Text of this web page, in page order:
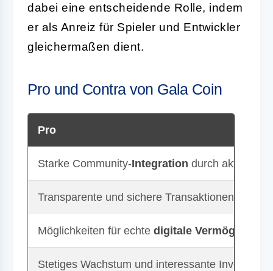
dabei eine entscheidende Rolle, indem
er als Anreiz für Spieler und Entwickler
gleichermaßen dient.
Pro und Contra von Gala Coin
Pro
Starke Community-Integration durch aktive
Transparente und sichere Transaktionen durch
Möglichkeiten für echte digitale
Stetiges Wachstum und interessante